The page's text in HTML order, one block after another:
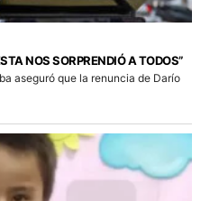
NOS SORPRENDIÓ A TODOS”
aseguró que la renuncia de Darío